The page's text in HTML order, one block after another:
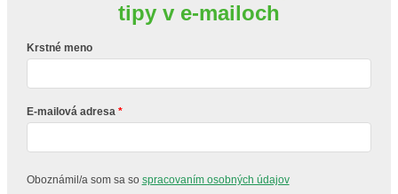
tipy v e-mailoch
Krstné meno
E-mailová adresa
Oboznámil/a som sa so spracovaním osobných údajov